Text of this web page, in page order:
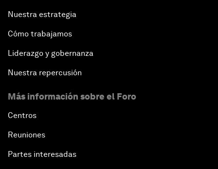
Nuestra estrategia
Cómo trabajamos
Liderazgo y gobernanza
Nuestra repercusión
Más información sobre el Foro
Centros
Reuniones
Partes interesadas